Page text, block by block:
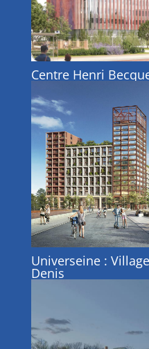
Centre Henri
Universeine :
Denis